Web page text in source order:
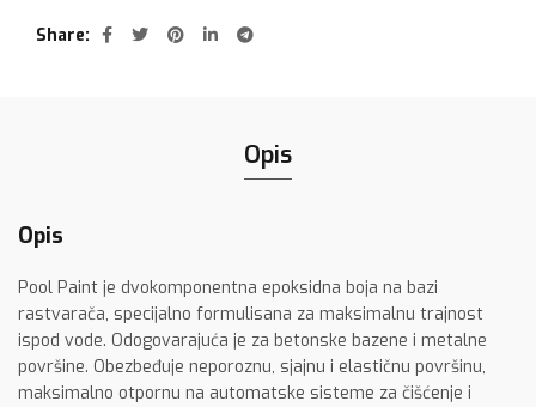
Share
Opis
Opis
Pool Paint je dvokomponentna epoksidna boja na bazi
rastvarača, specijalno formulisana za maksimalnu trajnost
ispod vode. Odogovarajuća je za betonske bazene i metalne
površine. Obezbeđuje neporoznu, sjajnu i elastičnu površinu,
maksimalno otpornu na automatske sisteme za čišćenje i